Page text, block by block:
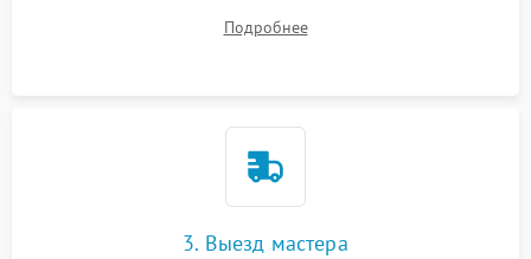
Подробнее
3. Выезд мастера